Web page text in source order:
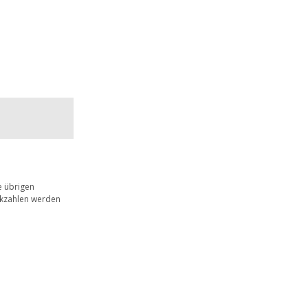
übrigen
werden